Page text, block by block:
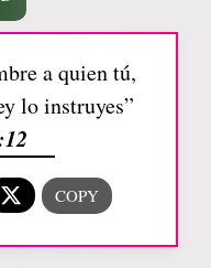
a quien tú,
lo instruyes”